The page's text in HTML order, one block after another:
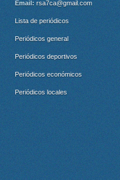
Email: rsa7ca@gmail.com
Lista de periódicos
Periódicos general
Periódicos deportivos
Periódicos económicos
Periódicos locales